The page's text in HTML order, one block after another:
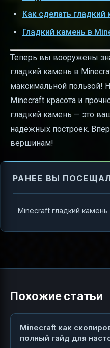
Как сделать гладкий
Гладкий камень в
Теперь вы вооружены
гладкий камень в
максимальной пользой!
Minecraft красота и
гладкий камень — это
надёжных построек.
вершинам!
РАНЕЕ ВЫ
Похожие статьи
Minecraft как
полный гайд для